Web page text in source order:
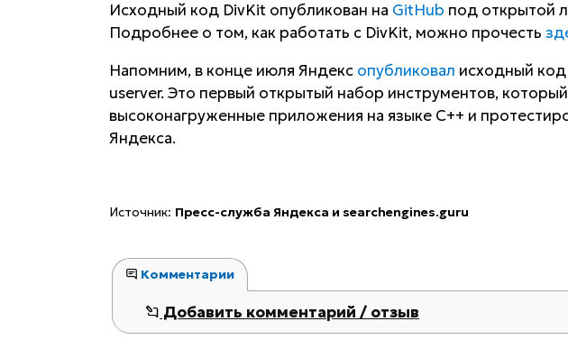
Исходный код DivKit опубликован на GitHub под открытой
Подробнее о том, как работать с DivKit, можно прочесть
Напомним, в конце июля Яндекс опубликовал исходный
userver. Это первый открытый набор инструментов,
высоконагруженные приложения на языке С++ и
Яндекса.
Источник: Пресс-служба Яндекса и searchengines.guru
Комментарии
Добавить комментарий / отзыв